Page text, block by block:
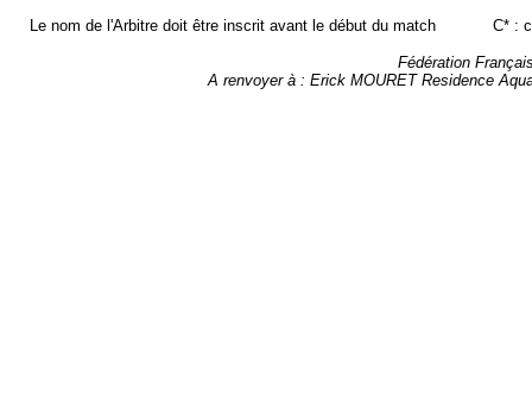
Le nom de l'Arbitre doit être inscrit avant le début du match C* :
Fédération
A renvoyer à : Erick MOURET Residence